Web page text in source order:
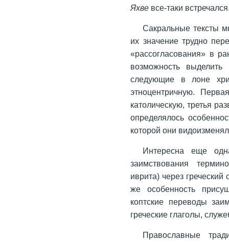
Яхве все-таки
Сакральные тексты
их значение трудно
«рассогласования» в
возможность
следующие в лоне
этноцентричную.
католическую, третья
определялось
которой они
Интересна еще
заимствования
иврита) через
же особенность
коптские переводы
греческие глаголы,
Православные